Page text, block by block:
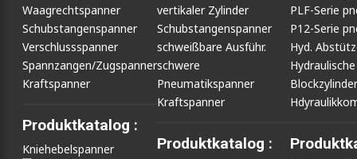
Waagrechtspanner
Schubstangenspanner
Verschlussspanner
Spannzangen/Zugspanner
Kraftspanner
Produktkatalog :
Kniehebelspanner
vertikaler Zylinder
Schubstangenspanner
schweißbare Ausführ.
schwere
Pneumatikspanner
Kraftspanner
Produktkatalog :
PLF-Serie
P12-Serie
Hyd.
Hydraulische
Blockzylinder